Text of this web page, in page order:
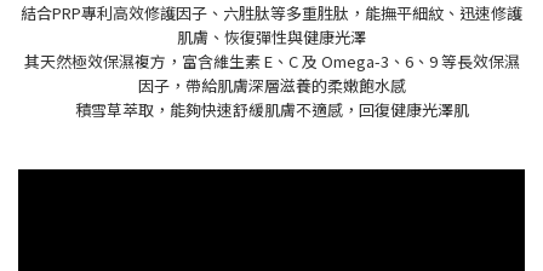
結合PRP專利高效修護因子、六胜肽等多重胜肽，能撫平細紋、迅速修護
肌膚、恢復彈性與健康光澤
其天然極效保濕複方，富含維生素 E、C 及 Omega-3、6、9 等長效保濕
因子，帶給肌膚深層滋養的柔嫩飽水感
積雪草萃取，能夠快速舒緩肌膚不適感，回復健康光澤肌